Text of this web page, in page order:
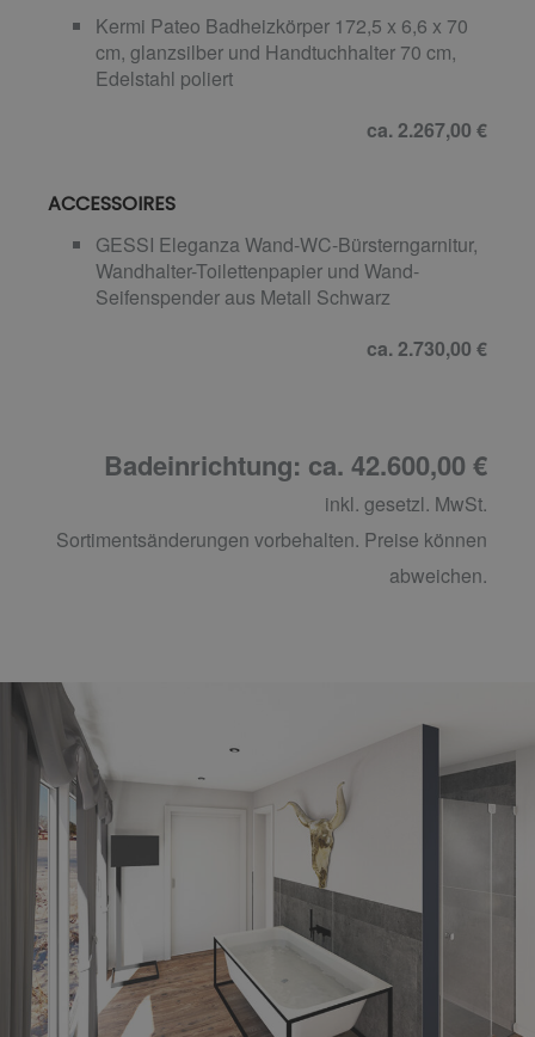
Kermi Pateo Badheizkörper 172,5 x 6,6 x 70
cm, glanzsilber und Handtuchhalter 70 cm,
Edelstahl poliert
ca. 2.267,00 €
ACCESSOIRES
GESSI Eleganza Wand-WC-Bürsterngarnitur,
Wandhalter-Toilettenpapier und Wand-
Seifenspender aus Metall Schwarz
ca. 2.730,00 €
Badeinrichtung: ca. 42.600,00 €
inkl. gesetzl. MwSt.
Sortimentsänderungen vorbehalten. Preise können
abweichen.